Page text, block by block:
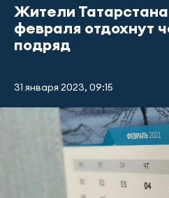
Жители
февраля отдохнут
подряд
31 января 2023, 09:15